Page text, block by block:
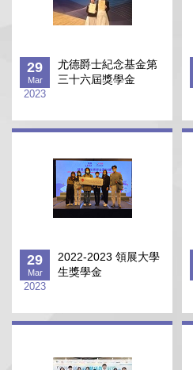
29
Mar
2023
尤德爵士紀念基金第
三十六屆獎學金
29
Mar
2023
2022-2023 領展大學
生獎學金